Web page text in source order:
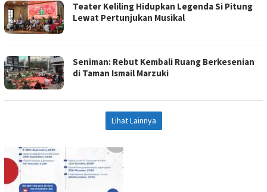
Teater Keliling Hidupkan Legenda Si Pitung
Lewat Pertunjukan Musikal
Seniman: Rebut Kembali Ruang Berkesenian
di Taman Ismail Marzuki
Lihat Lainnya